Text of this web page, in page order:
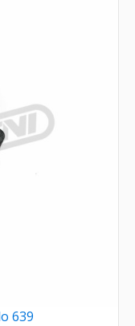
639